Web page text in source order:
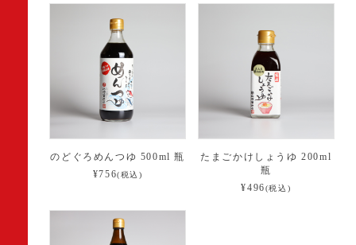
のどぐろめんつゆ 500ml 瓶
¥756(税込)
たまごかけしょうゆ 200ml
瓶
¥496(税込)